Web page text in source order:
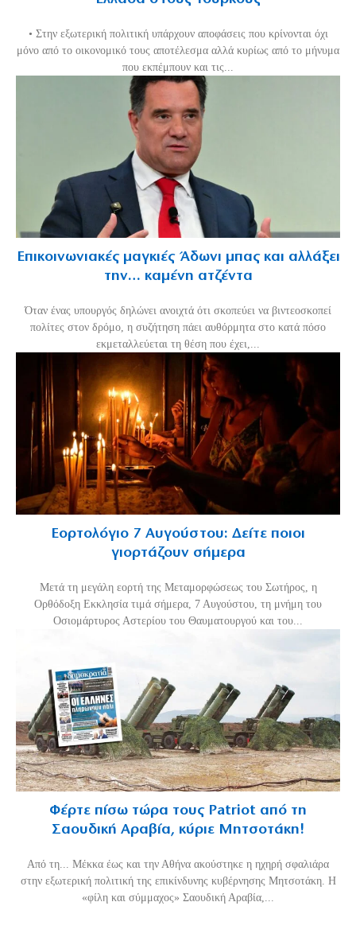
• Στην εξωτερική πολιτική υπάρχουν αποφάσεις που κρίνονται όχι
μόνο από το οικονομικό τους αποτέλεσμα αλλά κυρίως από το μήνυμα
που εκπέμπουν και τις...
Επικοινωνιακές μαγκιές Άδωνι μπας και αλλάξει
την… καμένη ατζέντα
Όταν ένας υπουργός δηλώνει ανοιχτά ότι σκοπεύει να βιντεοσκοπεί
πολίτες στον δρόμο, η συζήτηση πάει αυθόρμητα στο κατά πόσο
εκμεταλλεύεται τη θέση που έχει,...
Εορτολόγιο 7 Αυγούστου: Δείτε ποιοι
γιορτάζουν σήμερα
Μετά τη μεγάλη εορτή της Μεταμορφώσεως του Σωτήρος, η
Ορθόδοξη Εκκλησία τιμά σήμερα, 7 Αυγούστου, τη μνήμη του
Οσιομάρτυρος Αστερίου του Θαυματουργού και του...
Φέρτε πίσω τώρα τους Patriot από τη
Σαουδική Αραβία, κύριε Μητσοτάκη!
Από τη... Μέκκα έως και την Αθήνα ακούστηκε η ηχηρή σφαλιάρα
στην εξωτερική πολιτική της επικίνδυνης κυβέρνησης Μητσοτάκη. Η
«φίλη και σύμμαχος» Σαουδική Αραβία,...